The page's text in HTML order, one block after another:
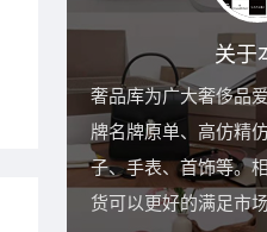
关于
奢品库为广大奢侈品
牌名牌原单、高仿精
子、手表、首饰等。
货可以更好的满足市